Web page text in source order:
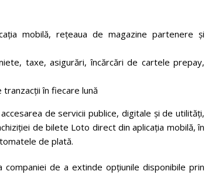
mobilă, rețeaua de magazine partenere și
taxe, asigurări, încărcări de cartele prepay,
în fiecare lună
de servicii publice, digitale și de utilități,
de bilete Loto direct din aplicația mobilă, în
de plată.
de a extinde opțiunile disponibile prin